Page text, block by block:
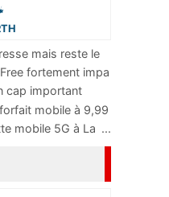
mais reste le
...
fortement impa
cap important
...
mobile à 9,99
mobile 5G à La ...